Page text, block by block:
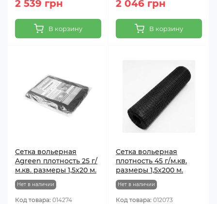
2 539 грн
В корзину
2 046 грн
В корзину
Сетка вольерная
Agreen плотность 25 г/
м.кв. размеры 1,5х20 м.
Нет в наличии
Код товара: 014274
Сетка вольерная
плотность 45 г/м.кв.
размеры 1,5х200 м.
Нет в наличии
Код товара: 012073